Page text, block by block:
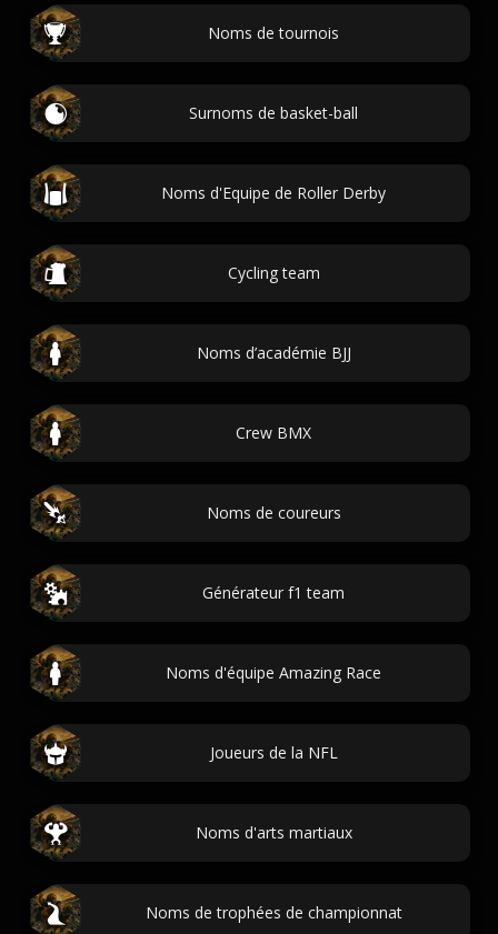
Noms de tournois
Surnoms de basket-ball
Noms d'Equipe de Roller Derby
Cycling team
Noms d’académie BJJ
Crew BMX
Noms de coureurs
Générateur f1 team
Noms d'équipe Amazing Race
Joueurs de la NFL
Noms d'arts martiaux
Noms de trophées de championnat